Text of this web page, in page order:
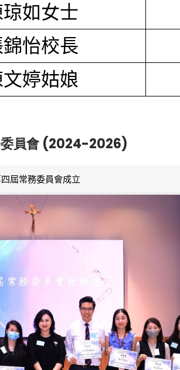
琼如女士
錦怡校長
文婷姑娘
委員會 (2024-2026)
屆常務委員會成立